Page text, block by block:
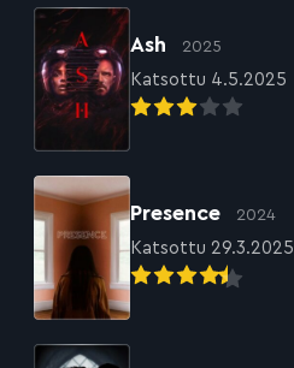
Ash 2025
Katsottu 4.5.2025
Presence 2024
Katsottu 29.3.2025